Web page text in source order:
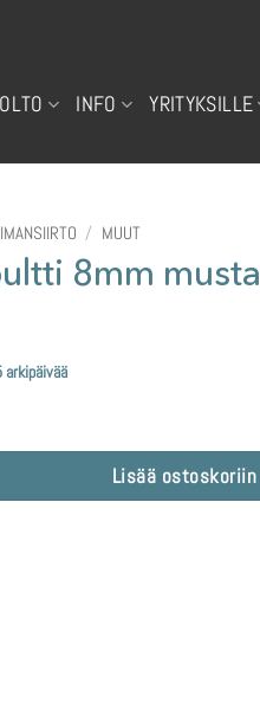
INFO YRITYKSILLE
/ MUUT
8mm musta
määrä
Lisää ostoskoriin